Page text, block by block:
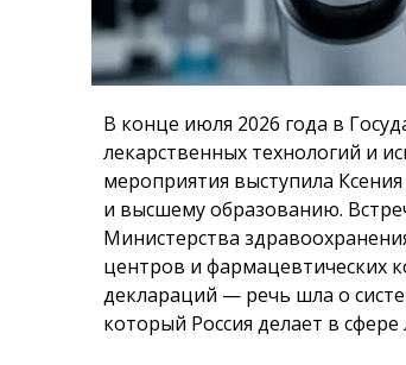
В конце июля 2026 года в
лекарственных технологий и
мероприятия выступила
и высшему образованию.
Министерства
центров и фармацевтических
деклараций — речь шла о
который Россия делает в